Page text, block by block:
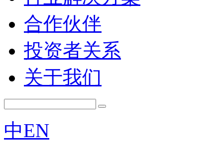
合作伙伴
投资者关系
关于我们
中EN